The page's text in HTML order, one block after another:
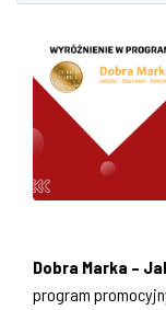
Dobra Marka –
program